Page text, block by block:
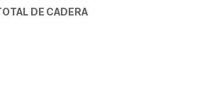
DE CADERA